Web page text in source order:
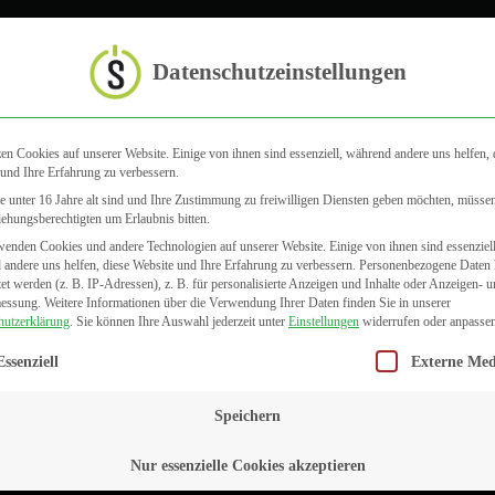
IHK
Datenschutzeinstellungen
Cookies auf unserer Website. Einige von ihnen sind essenziell, während andere uns helfen,
Ihre Erfahrung zu verbessern.
unter 16 Jahre alt sind und Ihre Zustimmung zu freiwilligen Diensten geben möchten,
um Erlaubnis bitten.
Cookies und andere Technologien auf unserer Website. Einige von ihnen sind
andere uns helfen, diese Website und Ihre Erfahrung zu verbessern. Personenbezogene Daten
werden (z. B. IP-Adressen), z. B. für personalisierte Anzeigen und Inhalte oder Anzeigen-
Weitere Informationen über die Verwendung Ihrer Daten finden Sie in unserer
. Sie können Ihre Auswahl jederzeit unter Einstellungen widerrufen oder
eine Liste der Service-Gruppen, für die eine Einwilligung erteilt
Externe
Speichern
Nur essenzielle Cookies akzeptieren